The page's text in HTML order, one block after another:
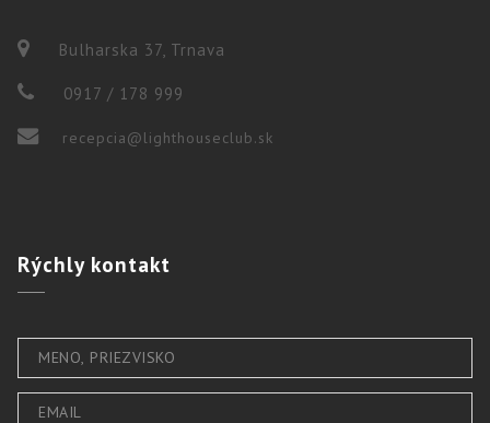
Bulharska 37, Trnava
0917 / 178 999
recepcia@lighthouseclub.sk
Rýchlykontakt